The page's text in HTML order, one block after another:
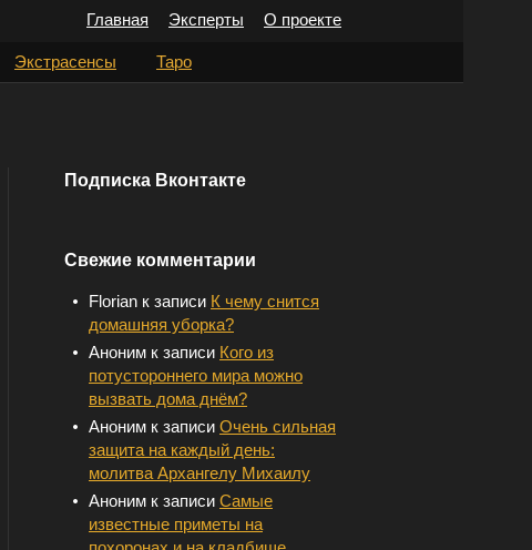
Главная Эксперты О проекте
Экстрасенсы Таро
Подписка Вконтакте
Свежие комментарии
Florian к записи К чему снится
домашняя уборка?
Аноним к записи Кого из
потустороннего мира можно
вызвать дома днём?
Аноним к записи Очень сильная
защита на каждый день:
молитва Архангелу Михаилу
Аноним к записи Самые
известные приметы на